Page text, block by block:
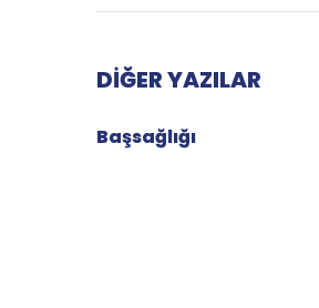
DIĞER YAZILAR
Başsağlığı